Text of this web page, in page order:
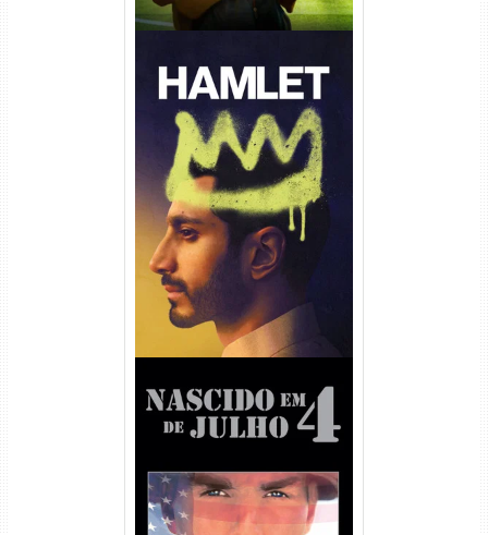
Hamlet Torrent (2026) WEB-
DL 1080p Dual Áudio
Nascido em 4 de Julho
Torrent (1989) WEB-DL 1080p